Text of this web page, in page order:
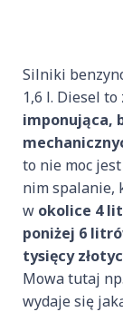
Silniki
1,6 l. Diesel
imponująca,
to nie moc
nim spalanie,
w okolice 4
poniżej 6
tysięcy
Mowa tutaj
wydaje się